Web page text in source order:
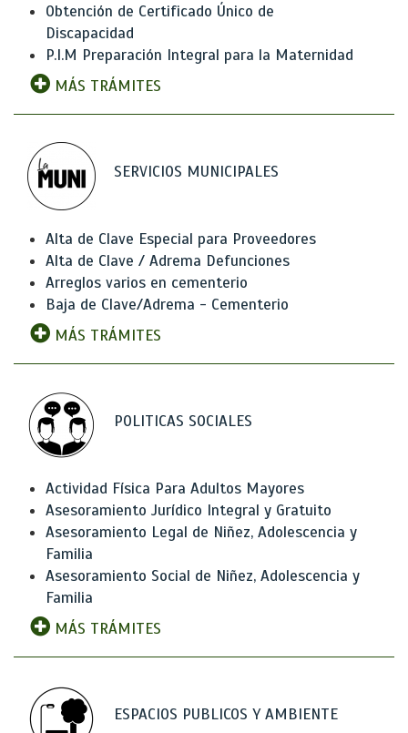
Obtención de Certificado Único de
Discapacidad
P.I.M Preparación Integral para la Maternidad
MÁS TRÁMITES
SERVICIOS MUNICIPALES
Alta de Clave Especial para Proveedores
Alta de Clave / Adrema Defunciones
Arreglos varios en cementerio
Baja de Clave/Adrema - Cementerio
MÁS TRÁMITES
POLITICAS SOCIALES
Actividad Física Para Adultos Mayores
Asesoramiento Jurídico Integral y Gratuito
Asesoramiento Legal de Niñez, Adolescencia y
Familia
Asesoramiento Social de Niñez, Adolescencia y
Familia
MÁS TRÁMITES
ESPACIOS PUBLICOS Y AMBIENTE